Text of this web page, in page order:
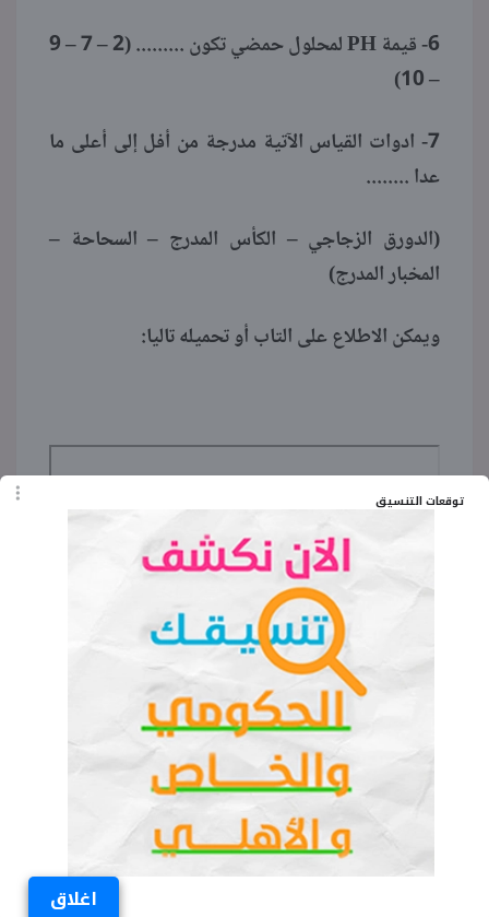
توقعات التنسيق
اغلاق
6- قيمة
PH
لمحلول حمضي تكون ......... (2 – 7 – 9
– 10)
7- ادوات القياس الآتية مدرجة من أفل إلى أعلى ما
عدا ........
(الدورق الزجاجي – الكأس المدرج – السحاحة –
المخبار المدرج)
ويمكن الاطلاع على التاب أو تحميله تاليا:
الكلمات المفتاحية
كتاب المرشد كيمياء أول ثانوي ترم أول 2024
تحميل كتاب المرشد كيمياء الصف الاول